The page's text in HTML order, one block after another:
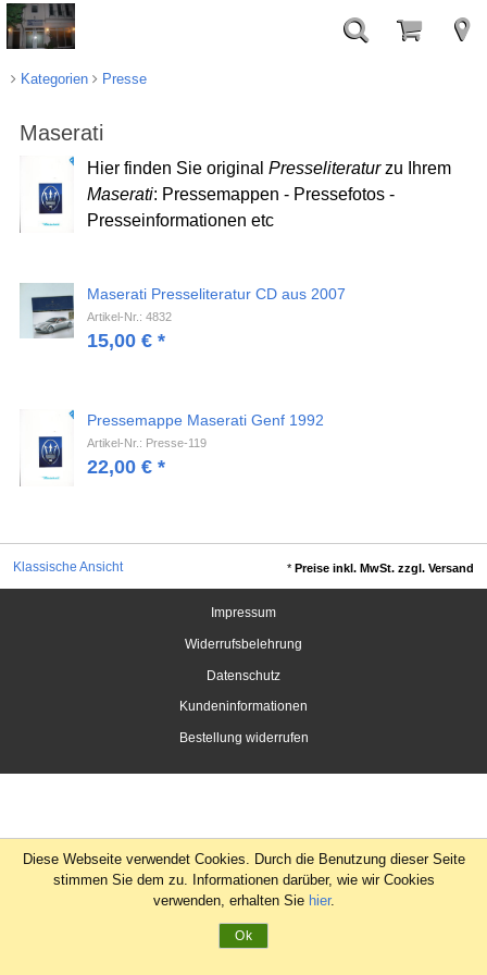
Kategorien Presse
Maserati
Hier finden Sie original Presseliteraturzu Ihrem
Maserati: Pressemappen - Pressefotos -
Presseinformationen etc
Maserati Presseliteratur CD aus 2007
Artikel-Nr.: 4832
15,00 €*
Pressemappe Maserati Genf 1992
Artikel-Nr.: Presse-119
22,00 €*
Klassische Ansicht *Preise inkl. MwSt. zzgl. Versand
Impressum
Widerrufsbelehrung
Datenschutz
Kundeninformationen
Bestellung widerrufen
Diese Webseite verwendet Cookies. Durch die Benutzung dieser Seite
stimmen Sie dem zu. Informationen darüber, wie wir Cookies
verwenden, erhalten Sie hier.
Ok